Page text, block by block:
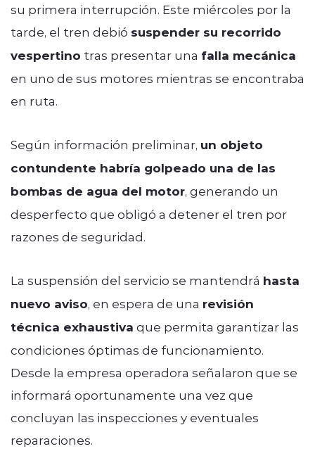
su primera interrupción. Este miércoles por la
tarde, el tren debió suspender su recorrido
vespertino tras presentar una falla mecánica
en uno de sus motores mientras se encontraba
en ruta.
Según información preliminar, un objeto
contundente habría golpeado una de las
bombas de agua del motor, generando un
desperfecto que obligó a detener el tren por
razones de seguridad.
La suspensión del servicio se mantendrá hasta
nuevo aviso, en espera de una revisión
técnica exhaustiva que permita garantizar las
condiciones óptimas de funcionamiento.
Desde la empresa operadora señalaron que se
informará oportunamente una vez que
concluyan las inspecciones y eventuales
reparaciones.